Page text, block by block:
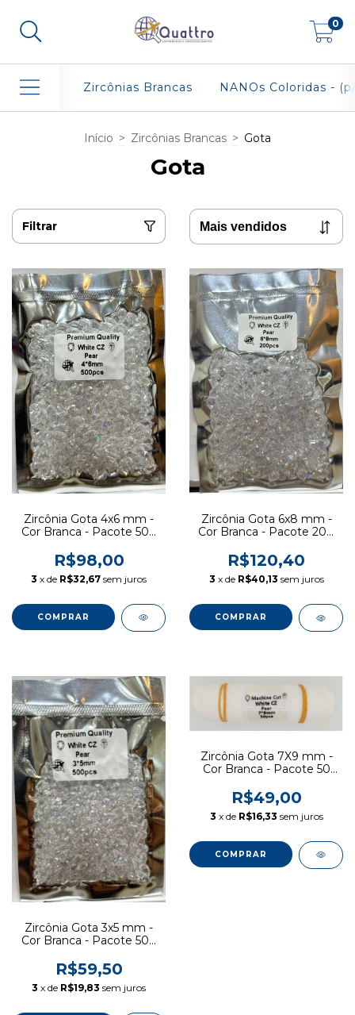
0
Zircônias Brancas NANOs Coloridas -
Início > Zircônias Brancas > Gota
Gota
Filtrar
Zircônia Gota 4x6 mm -
Cor Branca - Pacote 500
R$98,00
3 x de R$32,67 sem juros
Zircônia Gota 6x8 mm -
Cor Branca - Pacote 200
R$120,40
3 x de R$40,13 sem juros
Zircônia Gota 3x5 mm -
Cor Branca - Pacote 500
R$59,50
3 x de R$19,83 sem juros
Zircônia Gota 7X9 mm -
Cor Branca - Pacote 50
R$49,00
3 x de R$16,33 sem juros